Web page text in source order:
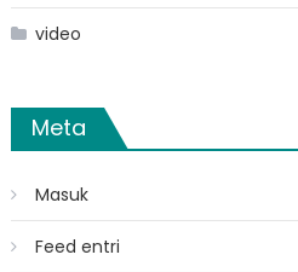
video
Meta
Masuk
Feed entri